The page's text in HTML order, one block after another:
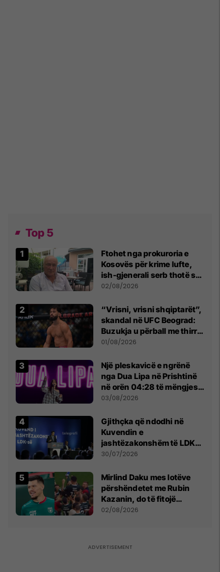
Top 5
Ftohet nga prokuroria e
Kosovës për krime lufte,
ish-gjenerali serb thotë se
dikush e tradhtoi në
02/08/2026
“Vrisni, vrisni shqiptarët”,
skandal në UFC Beograd:
Buzukja u përball me thirrje
anti-shqiptare nga
01/08/2026
Një pleskavicë e ngrënë
nga Dua Lipa në Prishtinë
në orën 04:28 të mëngjesit
- dhe bota digjitale serbe
03/08/2026
Gjithçka që ndodhi në
Kuvendin e
jashtëzakonshëm të LDK-
së
30/07/2026
Mirlind Daku mes lotëve
përshëndetet me Rubin
Kazanin, do të fitojë
miliona te Spartak Moska
02/08/2026